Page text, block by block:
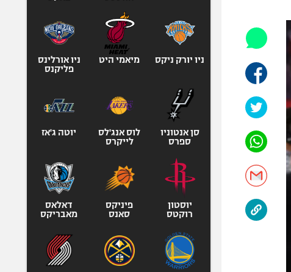
אופניים
ספורט מוטורי
כדורמים
בייסבול MLB
ספורט אתגרי
אומנויות לחימה
ניו יורק ניקס מיאמי היט
ניו אורלינס
פליקנס
סן אנטוניו
ספרס
לוס אנג'לס
לייקרס
יוטה ג'אז
יוסטון
רוקטס
פיניקס
סאנס
דאלאס
מאבריקס